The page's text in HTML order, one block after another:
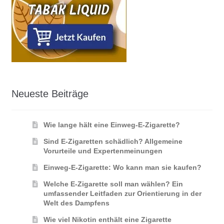
Neueste Beiträge
Wie lange hält eine Einweg-E-Zigarette?
Sind E-Zigaretten schädlich? Allgemeine
Vorurteile und Expertenmeinungen
Einweg-E-Zigarette: Wo kann man sie kaufen?
Welche E-Zigarette soll man wählen? Ein
umfassender Leitfaden zur Orientierung in der
Welt des Dampfens
Wie viel Nikotin enthält eine Zigarette